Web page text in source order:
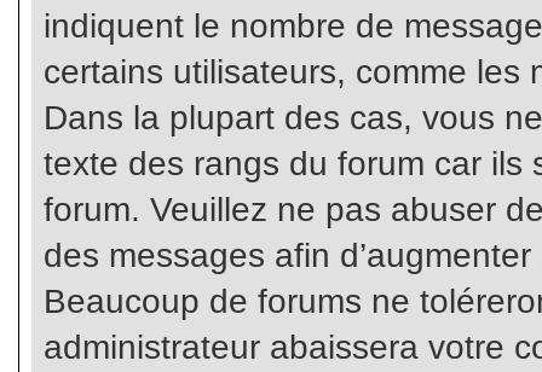
indiquent le nombre de
certains utilisateurs, comme les
Dans la plupart des cas, vous
texte des rangs du forum car ils
forum. Veuillez ne pas abuser
des messages afin
Beaucoup de forums ne
administrateur abaissera votre